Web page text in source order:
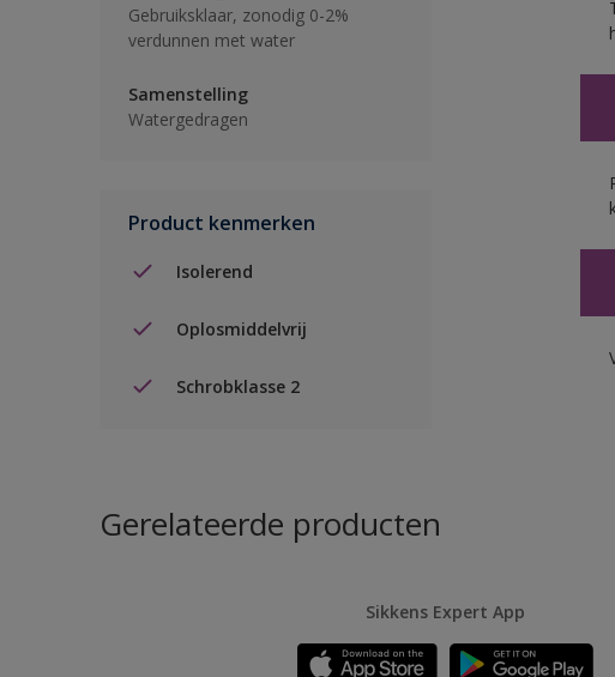
Gebruiksklaar, zonodig 0-2%
verdunnen met water
Samenstelling
Watergedragen
Product kenmerken
Isolerend
Oplosmiddelvrij
Schrobklasse 2
Gerelateerde producten
Sikkens Expert App